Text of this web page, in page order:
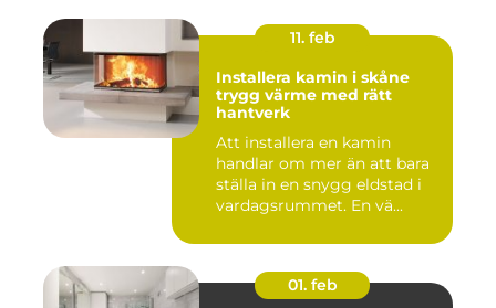
11. feb
Installera kamin i skåne
trygg värme med rätt
hantverk
Att installera en kamin
handlar om mer än att bara
ställa in en snygg eldstad i
vardagsrummet. En vä...
01. feb